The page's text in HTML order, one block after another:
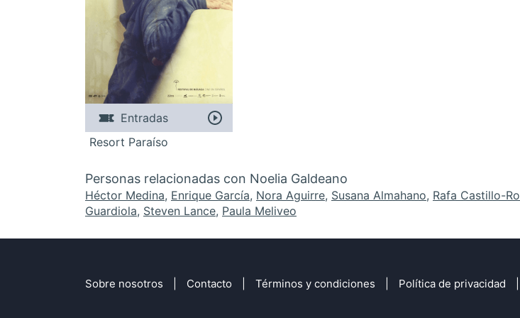
Entradas
Resort Paraíso
Personas relacionadas con Noelia Galdeano
Héctor Medina, Enrique García, Nora Aguirre, Susana Almahano, Rafa Castillo-
Guardiola, Steven Lance, Paula Meliveo
Sobre nosotros Contacto Términos y condiciones Política de privacidad